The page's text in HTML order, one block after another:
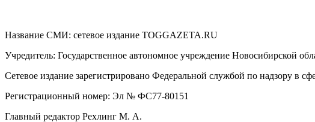
Название СМИ: cетевое издание TOGGAZETA.RU
Учредитель: Государственное автономное учреждение Новосибирской
Сетевое издание зарегистрировано Федеральной службой по надзору в
Регистрационный номер: Эл № ФС77-80151
Главный редактор Рехлинг М. А.